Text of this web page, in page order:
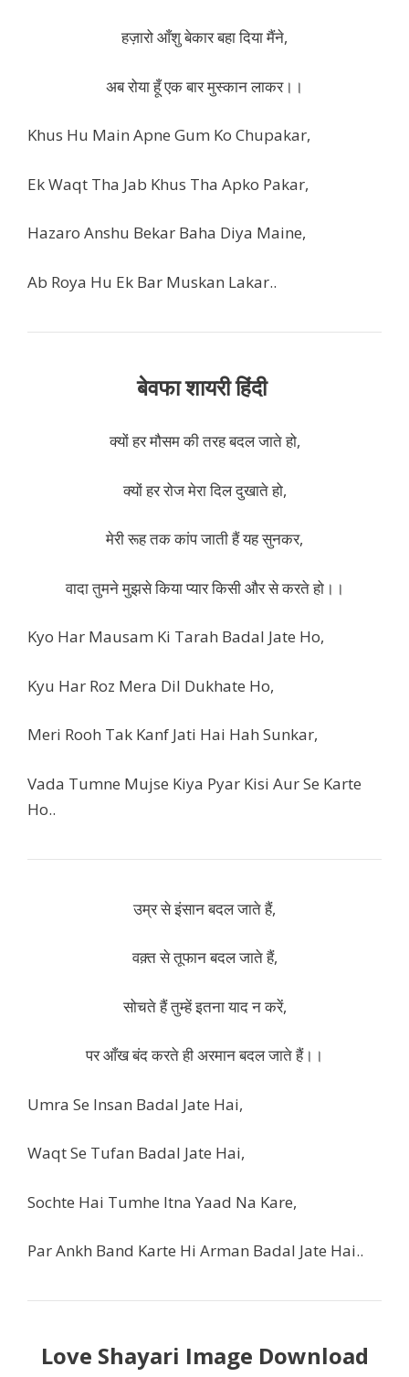
हज़ारो आँशु बेकार बहा दिया मैंने,
अब रोया हूँ एक बार मुस्कान लाकर।।
Khus Hu Main Apne Gum Ko Chupakar,
Ek Waqt Tha Jab Khus Tha Apko Pakar,
Hazaro Anshu Bekar Baha Diya Maine,
Ab Roya Hu Ek Bar Muskan Lakar..
बेवफा शायरी हिंदी
क्यों हर मौसम की तरह बदल जाते हो,
क्यों हर रोज मेरा दिल दुखाते हो,
मेरी रूह तक कांप जाती हैं यह सुनकर,
वादा तुमने मुझसे किया प्यार किसी और से करते हो।।
Kyo Har Mausam Ki Tarah Badal Jate Ho,
Kyu Har Roz Mera Dil Dukhate Ho,
Meri Rooh Tak Kanf Jati Hai Hah Sunkar,
Vada Tumne Mujse Kiya Pyar Kisi Aur Se Karte
Ho..
उम्र से इंसान बदल जाते हैं,
वक़्त से तूफान बदल जाते हैं,
सोचते हैं तुम्हें इतना याद न करें,
पर आँख बंद करते ही अरमान बदल जाते हैं।।
Umra Se Insan Badal Jate Hai,
Waqt Se Tufan Badal Jate Hai,
Sochte Hai Tumhe Itna Yaad Na Kare,
Par Ankh Band Karte Hi Arman Badal Jate Hai..
Love Shayari Image Download